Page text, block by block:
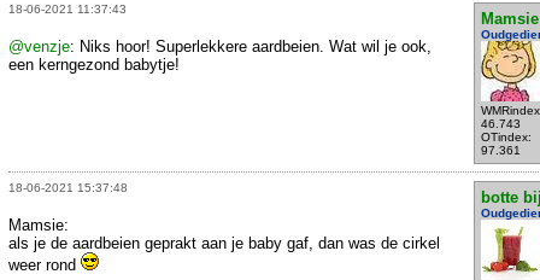
18-06-2021 11:37:43
Mamsie
46.743
OTindex:
97.361
@venzje: Niks hoor! Superlekkere aardbeien. Wat wil je ook,
een kerngezond babytje!
18-06-2021 15:37:48
botte
Mamsie:
als je de aardbeien geprakt aan je baby gaf, dan was de cirkel
weer rond